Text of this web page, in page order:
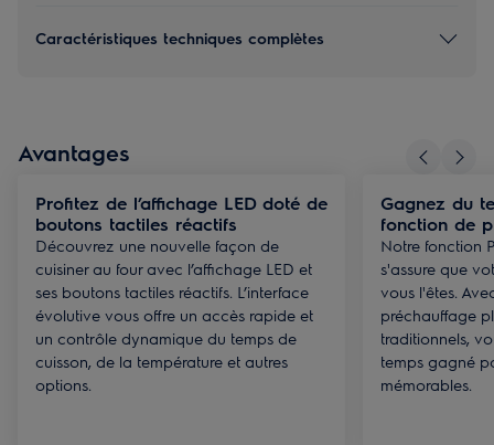
Caractéristiques techniques complètes
Avantages
Profitez de l’affichage LED doté de
boutons tactiles réactifs
Découvrez une nouvelle façon de
cuisiner au four avec l’affichage LED et
ses boutons tactiles réactifs. L’interface
évolutive vous offre un accès rapide et
un contrôle dynamique du temps de
cuisson, de la température et autres
options.
Gagnez du
fonction de
Notre fonction
s'assure que
vous l'êtes.
préchauffage
traditionnels,
temps gagné
mémorables.